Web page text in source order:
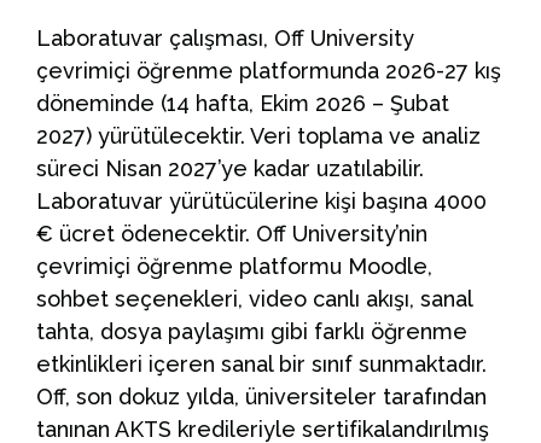
Laboratuvar çalışması, Off University
çevrimiçi öğrenme platformunda 2026-27 kış
döneminde (14 hafta, Ekim 2026 – Şubat
2027) yürütülecektir. Veri toplama ve analiz
süreci Nisan 2027’ye kadar uzatılabilir.
Laboratuvar yürütücülerine kişi başına 4000
€ ücret ödenecektir. Off University’nin
çevrimiçi öğrenme platformu Moodle,
sohbet seçenekleri, video canlı akışı, sanal
tahta, dosya paylaşımı gibi farklı öğrenme
etkinlikleri içeren sanal bir sınıf sunmaktadır.
Off, son dokuz yılda, üniversiteler tarafından
tanınan AKTS kredileriyle sertifikalandırılmış